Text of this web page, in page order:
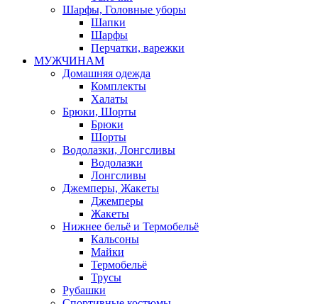
Шарфы, Головные уборы
Шапки
Шарфы
Перчатки, варежки
МУЖЧИНАМ
Домашняя одежда
Комплекты
Халаты
Брюки, Шорты
Брюки
Шорты
Водолазки, Лонгсливы
Водолазки
Лонгсливы
Джемперы, Жакеты
Джемперы
Жакеты
Нижнее бельё и Термобельё
Кальсоны
Майки
Термобельё
Трусы
Рубашки